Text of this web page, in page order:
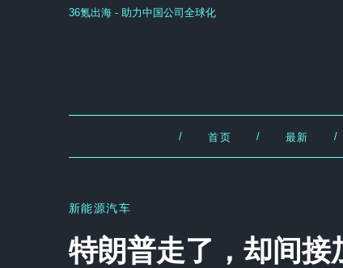
36氪出海 - 助力中国公司全球化
/ 首页 / 最新 /
新能源汽车
特朗普走了，却间